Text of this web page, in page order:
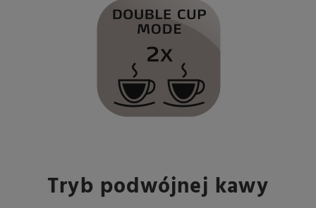
Tryb podwójnej kawy